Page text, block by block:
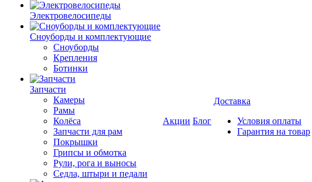
Электровелосипеды
Cноуборды и комплектующие
Сноуборды
Крепления
Ботинки
Запчасти
Камеры
Рамы
Колёса
Запчасти для рам
Покрышки
Грипсы и обмотка
Рули, рога и выносы
Седла, штыри и педали
Акции Блог
Доставка
Условия оплаты
Гарантия на товар